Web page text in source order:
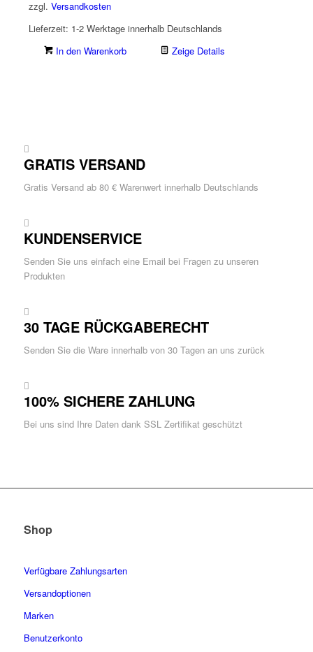
zzgl. Versandkosten
Lieferzeit: 1-2 Werktage innerhalb Deutschlands
In den Warenkorb
Zeige Details
GRATIS VERSAND
Gratis Versand ab 80 € Warenwert innerhalb Deutschlands
KUNDENSERVICE
Senden Sie uns einfach eine Email bei Fragen zu unseren
Produkten
30 TAGE RÜCKGABERECHT
Senden Sie die Ware innerhalb von 30 Tagen an uns zurück
100% SICHERE ZAHLUNG
Bei uns sind Ihre Daten dank SSL Zertifikat geschützt
Shop
Verfügbare Zahlungsarten
Versandoptionen
Marken
Benutzerkonto